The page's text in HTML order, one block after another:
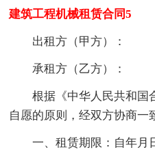
建筑工程机械租赁合同5
出租方（甲方）：
承租方（乙方）：
根据《中华人民共和国合
自愿的原则，经双方协商一
一、租赁期限：自年月